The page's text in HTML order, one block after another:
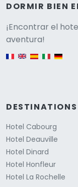
DORMIR BIEN
¡Encontrar el
aventura!
English version
DESTINATIONS
Hotel Cabourg
Hotel Deauville
Hotel Dinard
Hotel Honfleur
Hotel La Rochelle